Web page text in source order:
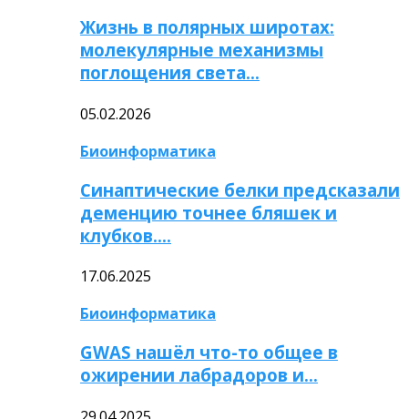
Жизнь в полярных широтах:
молекулярные механизмы
поглощения света…
05.02.2026
Биоинформатика
Синаптические белки предсказали
деменцию точнее бляшек и
клубков….
17.06.2025
Биоинформатика
GWAS нашёл что-то общее в
ожирении лабрадоров и…